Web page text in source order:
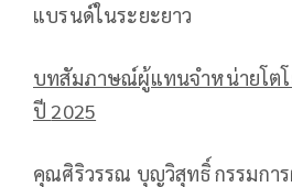
แบรนด์ในระยะยาว
บทสัมภาษณ์ผู้แทนจำหน่ายโตโ
ปี 2025
คุณศิริวรรณ บุญวิสุทธิ์ กรรมกา